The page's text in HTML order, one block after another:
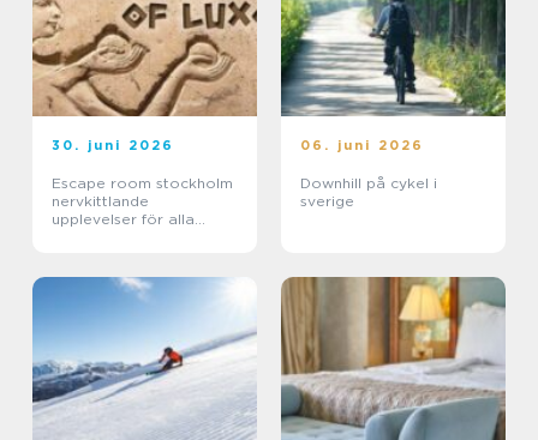
30. juni 2026
Escape room stockholm
nervkittlande
upplevelser för alla
06. juni 2026
Downhill på cykel i
sverige